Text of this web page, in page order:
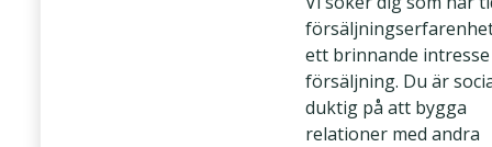
ett brinnande
försäljning. Du är
duktig på att bygga
relationer med andra